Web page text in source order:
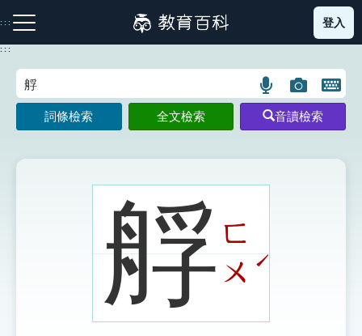
到
主
:::
注音索引圖示 筆畫索引圖示 部首索引表圖示
登入
:::
語
言
搜
示
圖
片
搜
開
鍵
圖
詞條檢索 全文檢索 音讀檢索
艀ㄈ
ㄨˊ